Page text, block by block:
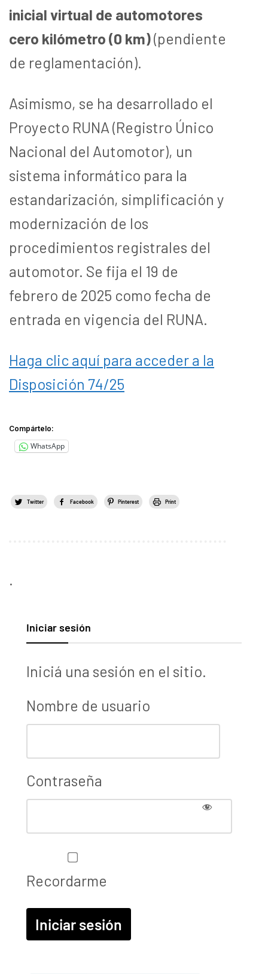
inicial virtual de automotores
cero kilómetro (0 km)(pendiente
de reglamentación).
Asimismo, se ha desarrollado el
Proyecto RUNA (Registro Único
Nacional del Automotor), un
sistema informático para la
estandarización, simplificación y
modernización de los
procedimientos registrales del
automotor. Se fija el 19 de
febrero de 2025 como fecha de
entrada en vigencia del RUNA.
Haga clic aquí para acceder a la
Disposición 74/25
Compártelo:
WhatsApp
Twitter Facebook Pinterest Print
.
Iniciar sesión
Iniciá una sesión en el sitio.
Nombre de usuario
Contraseña
Recordarme